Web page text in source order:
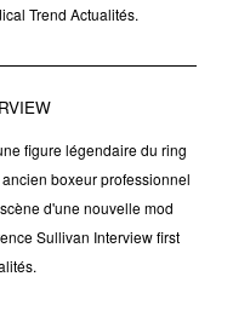
Trend Actualités.
figure légendaire du ring
boxeur professionnel
d'une nouvelle mod
Sullivan Interview first